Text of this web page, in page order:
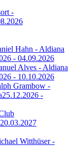
-
Hahn - Aldiana
- 04.09.2026
Alves - Aldiana
- 10.10.2026
Grambow -
25.12.2026 -
Witthüser -